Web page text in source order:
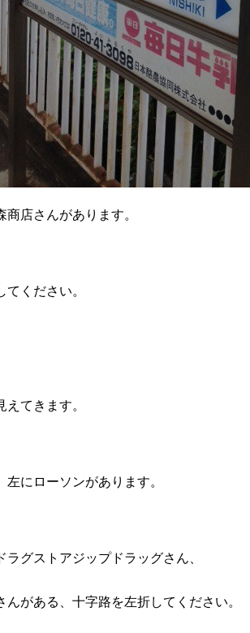
店さんがあります。
ください。
てきます。
にローソンがあります。
グストアジップドラッグさん、
がある、十字路を左折してください。